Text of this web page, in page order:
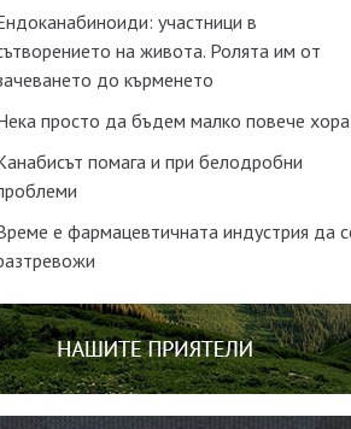
участници в
на живота. Ролята им от
до кърменето
просто да бъдем малко повече
помага и при белодробни
е фармацевтичната индустрия да